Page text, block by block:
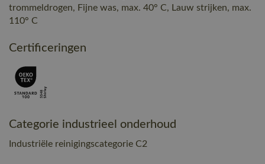
trommeldrogen, Fijne was, max. 40° C, Lauw strijken, max.
110° C
Certificeringen
Categorie industrieel onderhoud
Industriële reinigingscategorie C2